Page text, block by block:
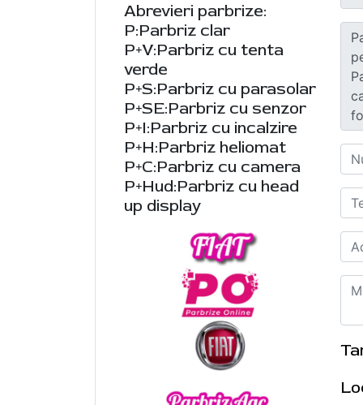
Abrevieri parbrize:
P:Parbriz clar
P+V:Parbriz cu tenta
verde
P+S:Parbriz cu parasolar
P+SE:Parbriz cu senzor
P+I:Parbriz cu incalzire
P+H:Parbriz heliomat
P+C:Parbriz cu camera
P+Hud:Parbriz cu head
up display